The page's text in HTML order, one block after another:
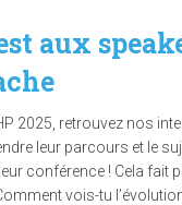
aux
2025, retrouvez nos
leur parcours et le
conférence ! Cela fait
vois-tu